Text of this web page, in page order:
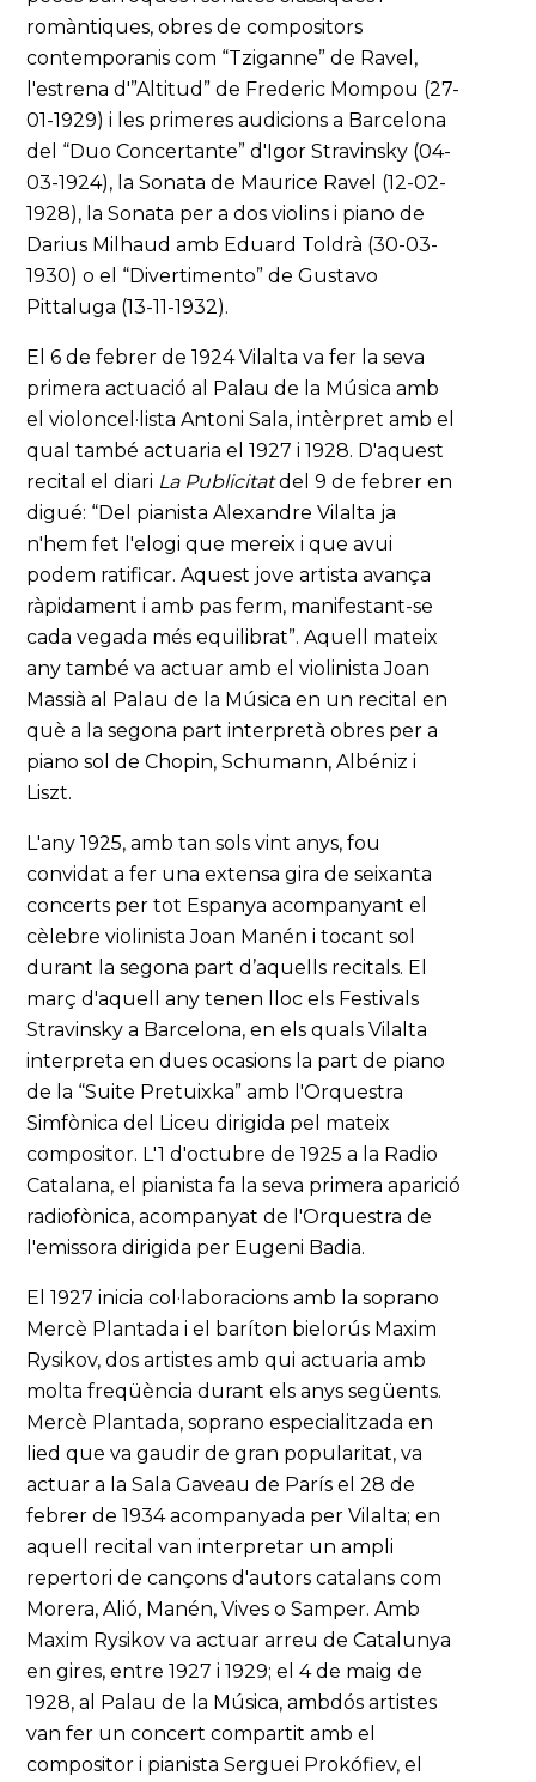
romàntiques, obres de compositors
contemporanis com “Tziganne” de Ravel,
l'estrena d'”Altitud” de Frederic Mompou (27-
01-1929) i les primeres audicions a Barcelona
del “Duo Concertante” d'Igor Stravinsky (04-
03-1924), la Sonata de Maurice Ravel (12-02-
1928), la Sonata per a dos violins i piano de
Darius Milhaud amb Eduard Toldrà (30-03-
1930) o el “Divertimento” de Gustavo
Pittaluga (13-11-1932).
El 6 de febrer de 1924 Vilalta va fer la seva
primera actuació al Palau de la Música amb
el violoncel·lista Antoni Sala, intèrpret amb el
qual també actuaria el 1927 i 1928. D'aquest
recital el diari La Publicitatdel 9 de febrer en
digué: “Del pianista Alexandre Vilalta ja
n'hem fet l'elogi que mereix i que avui
podem ratificar. Aquest jove artista avança
ràpidament i amb pas ferm, manifestant-se
cada vegada més equilibrat”. Aquell mateix
any també va actuar amb el violinista Joan
Massià al Palau de la Música en un recital en
què a la segona part interpretà obres per a
piano sol de Chopin, Schumann, Albéniz i
Liszt.
L'any 1925, amb tan sols vint anys, fou
convidat a fer una extensa gira de seixanta
concerts per tot Espanya acompanyant el
cèlebre violinista Joan Manén i tocant sol
durant la segona part d’aquells recitals. El
març d'aquell any tenen lloc els Festivals
Stravinsky a Barcelona, en els quals Vilalta
interpreta en dues ocasions la part de piano
de la “Suite Pretuixka” amb l'Orquestra
Simfònica del Liceu dirigida pel mateix
compositor. L'1 d'octubre de 1925 a la Radio
Catalana, el pianista fa la seva primera aparició
radiofònica, acompanyat de l'Orquestra de
l'emissora dirigida per Eugeni Badia.
El 1927 inicia col·laboracions amb la soprano
Mercè Plantada i el baríton bielorús Maxim
Rysikov, dos artistes amb qui actuaria amb
molta freqüència durant els anys següents.
Mercè Plantada, soprano especialitzada en
lied que va gaudir de gran popularitat, va
actuar a la Sala Gaveau de París el 28 de
febrer de 1934 acompanyada per Vilalta; en
aquell recital van interpretar un ampli
repertori de cançons d'autors catalans com
Morera, Alió, Manén, Vives o Samper. Amb
Maxim Rysikov va actuar arreu de Catalunya
en gires, entre 1927 i 1929; el 4 de maig de
1928, al Palau de la Música, ambdós artistes
van fer un concert compartit amb el
compositor i pianista Serguei Prokófiev, el